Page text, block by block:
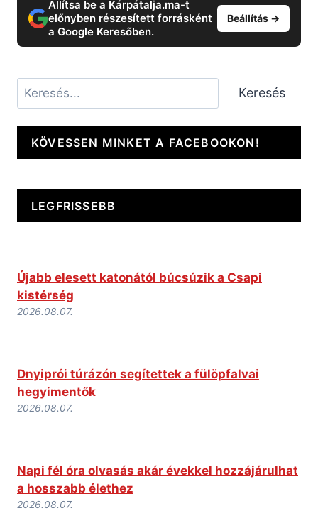
Állítsa be a Kárpátalja.ma-t
előnyben részesített forrásként
a Google Keresőben.
Beállítás →
Keresés Keresés
KÖVESSEN MINKET A FACEBOOKON!
LEGFRISSEBB
Újabb elesett katonától búcsúzik a Csapi
kistérség
2026.08.07.
Dnyiprói túrázón segítettek a fülöpfalvai
hegyimentők
2026.08.07.
Napi fél óra olvasás akár évekkel hozzájárulhat
a hosszabb élethez
2026.08.07.